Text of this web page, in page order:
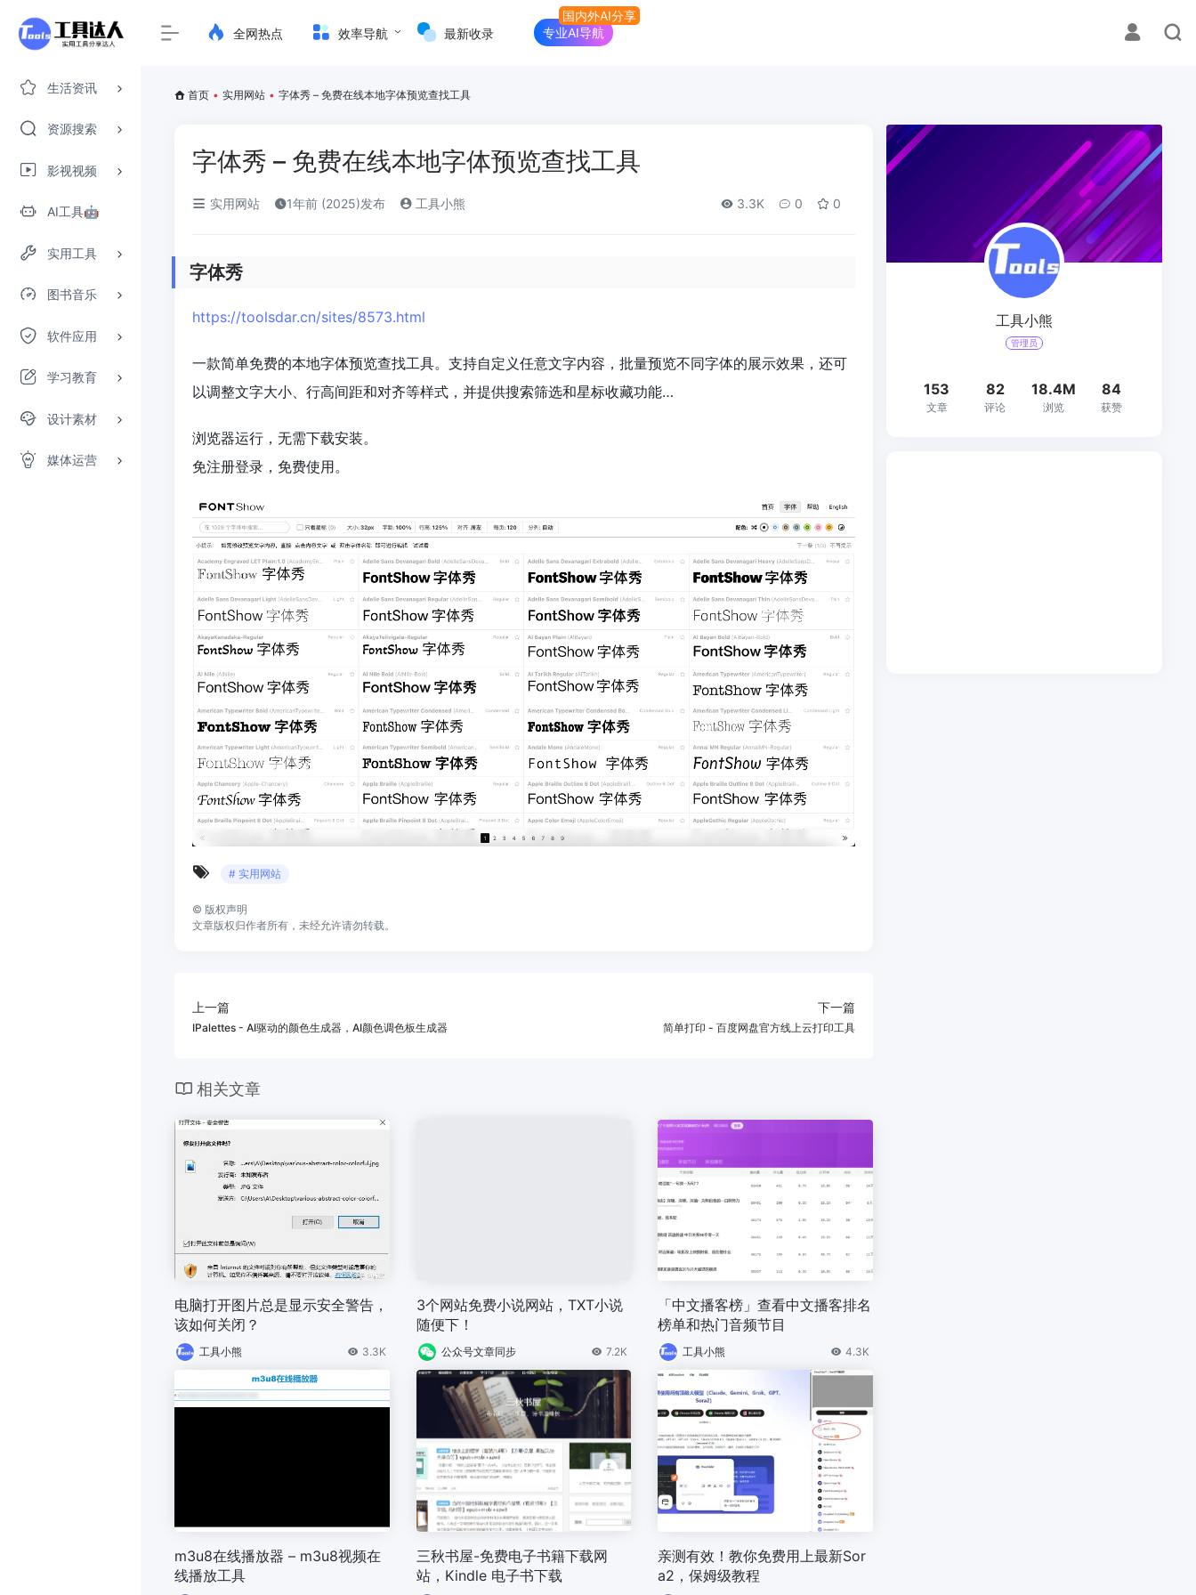
生活资讯
资源搜索
影视视频
AI工具🤖
实用工具
图书音乐
软件应用
学习教育
设计素材
媒体运营
全网热点 效率导航 最新收录 专业AI导航
首页 • 实用网站 • 字体秀 – 免费在线本地字体预览查找工具
字体秀 – 免费在线本地字体预览查找工具
实用网站 1年前 (2025)发布 工具小熊 3.3K 0 0
字体秀
https://toolsdar.cn/sites/8573.html
一款简单免费的本地字体预览查找工具。支持自定义任意文字内容，批量预览不同字体的展示效果，还可
以调整文字大小、行高间距和对齐等样式，并提供搜索筛选和星标收藏功能…
浏览器运行，无需下载安装。
免注册登录，免费使用。 ​​​
# 实用网站
© 版权声明
文章版权归作者所有，未经允许请勿转载。
上一篇
IPalettes - AI驱动的颜色生成器，AI颜色调色板生成器
下一篇
简单打印 - 百度网盘官方线上云打印工具
相关文章
电脑打开图片总是显示安全警告，
该如何关闭？
工具小熊 3.3K
3个网站免费小说网站，TXT小说
随便下！
公众号文章同步 7.2K
「中文播客榜」查看中文播客排名
榜单和热门音频节目
工具小熊 4.3K
m3u8在线播放器 – m3u8视频在
线播放工具
三秋书屋-免费电子书籍下载网
站，Kindle 电子书下载
亲测有效！教你免费用上最新Sor
a2，保姆级教程
工具小熊
管理员
153
文章
82
评论
18.4M
浏览
84
获赞